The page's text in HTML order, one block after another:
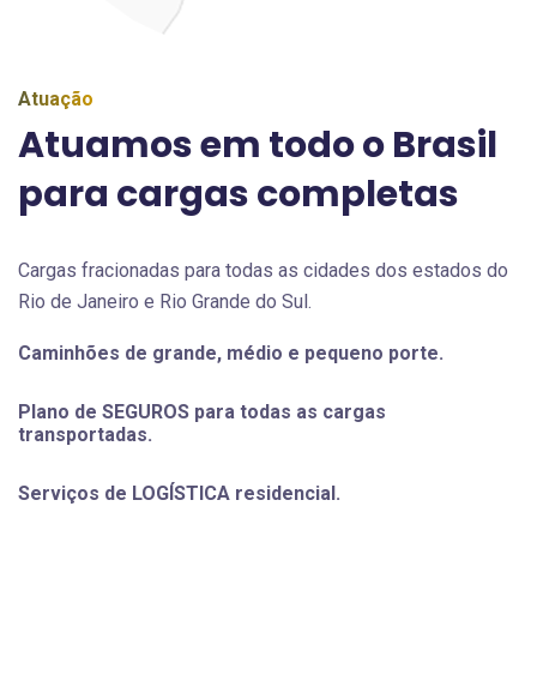
Atuação
Atuamos em todo o Brasil
para cargas completas
Cargas fracionadas para todas as cidades dos estados do
Rio de Janeiro e Rio Grande do Sul.
Caminhões de grande, médio e pequeno porte.
Plano de SEGUROS para todas as cargas
transportadas.
Serviços de LOGÍSTICA residencial.